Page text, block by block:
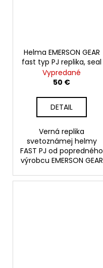
Helma EMERSON GEAR
fast typ PJ replika, seal
Vypredané
50 €
DETAIL
Verná replika
svetoznámej helmy
FAST PJ od popredného
výrobcu EMERSON GEAR